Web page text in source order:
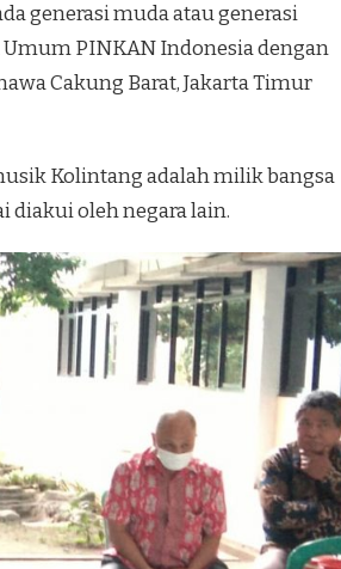
generasi muda atau generasi
PINKAN Indonesia dengan
Cakung Barat, Jakarta Timur
Kolintang adalah milik bangsa
diakui oleh negara lain.